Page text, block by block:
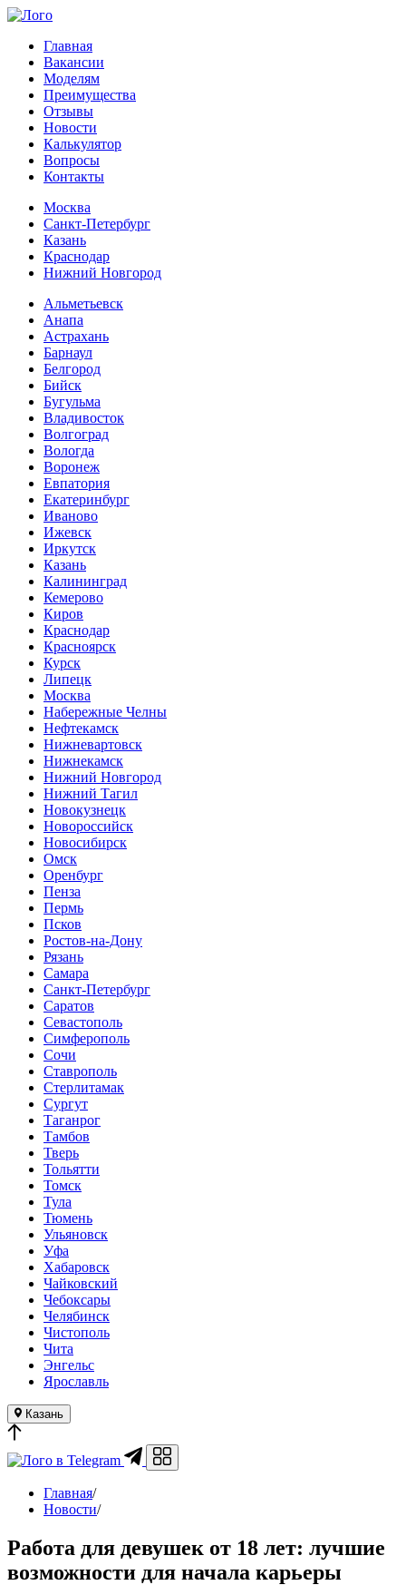
Главная
Вакансии
Моделям
Преимущества
Отзывы
Новости
Калькулятор
Вопросы
Контакты
Москва
Санкт-Петербург
Казань
Краснодар
Нижний Новгород
Альметьевск
Анапа
Астрахань
Барнаул
Белгород
Бийск
Бугульма
Владивосток
Волгоград
Вологда
Воронеж
Евпатория
Екатеринбург
Иваново
Ижевск
Иркутск
Казань
Калининград
Кемерово
Киров
Краснодар
Красноярск
Курск
Липецк
Москва
Набережные Челны
Нефтекамск
Нижневартовск
Нижнекамск
Нижний Новгород
Нижний Тагил
Новокузнецк
Новороссийск
Новосибирск
Омск
Оренбург
Пенза
Пермь
Псков
Ростов-на-Дону
Рязань
Самара
Санкт-Петербург
Саратов
Севастополь
Симферополь
Сочи
Ставрополь
Стерлитамак
Сургут
Таганрог
Тамбов
Тверь
Тольятти
Томск
Тула
Тюмень
Ульяновск
Уфа
Хабаровск
Чайковский
Чебоксары
Челябинск
Чистополь
Чита
Энгельс
Ярославль
Казань
в Telegram
Главная/
Новости/
Работа для девушек от 18 лет: лучшие
возможности для начала карьеры